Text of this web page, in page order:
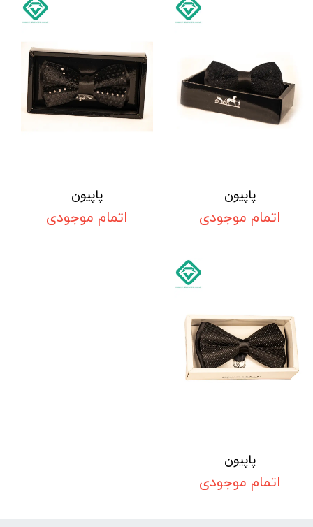
پاپیون
اتمام موجودی
پاپیون
اتمام موجودی
پاپیون
اتمام موجودی